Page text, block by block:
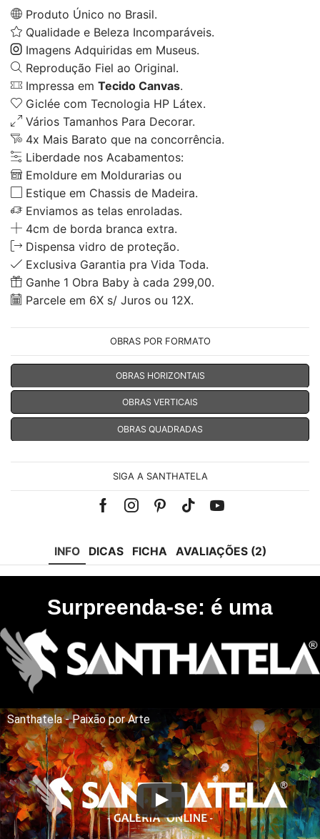
Produto Único no Brasil.
Qualidade e Beleza Incomparáveis.
Imagens Adquiridas em Museus.
Reprodução Fiel ao Original.
Impressa em Tecido Canvas.
Giclée com Tecnologia HP Látex.
Vários Tamanhos Para Decorar.
4x Mais Barato que na concorrência.
Liberdade nos Acabamentos:
Emoldure em Moldurarias ou
Estique em Chassis de Madeira.
Enviamos as telas enroladas.
4cm de borda branca extra.
Dispensa vidro de proteção.
Exclusiva Garantia pra Vida Toda.
Ganhe 1 Obra Baby à cada 299,00.
Parcele em 6X s/ Juros ou 12X.
OBRAS POR FORMATO
OBRAS HORIZONTAIS
OBRAS VERTICAIS
OBRAS QUADRADAS
SIGA A SANTHATELA
FacebookInstagramPinterest
Tik-Youtube
INFO DICAS FICHA AVALIAÇÕES (2)
Surpreenda-se: é uma
Santhatela - Paixão por Arte